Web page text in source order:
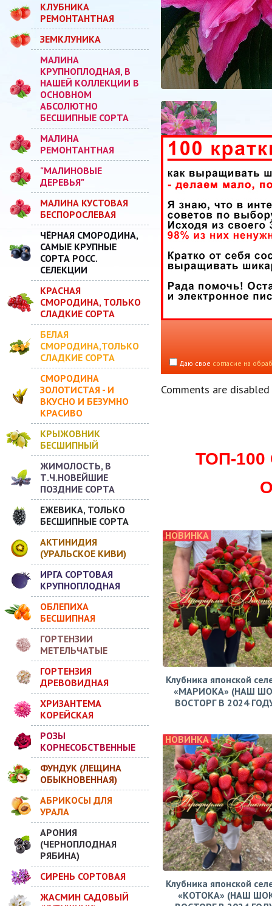
КЛУБНИКА
РЕМОНТАНТНАЯ
ЗЕМКЛУНИКА
МАЛИНА
КРУПНОПЛОДНАЯ, В
НАШЕЙ КОЛЛЕКЦИИ В
ОСНОВНОМ
АБСОЛЮТНО
БЕСШИПНЫЕ СОРТА
МАЛИНА
РЕМОНТАНТНАЯ
"МАЛИНОВЫЕ
ДЕРЕВЬЯ"
МАЛИНА КУСТОВАЯ
БЕСПОРОСЛЕВАЯ
ЧЁРНАЯ СМОРОДИНА,
САМЫЕ КРУПНЫЕ
СОРТА РОСС.
СЕЛЕКЦИИ
КРАСНАЯ
СМОРОДИНА, ТОЛЬКО
СЛАДКИЕ СОРТА
БЕЛАЯ
СМОРОДИНА,ТОЛЬКО
СЛАДКИЕ СОРТА
СМОРОДИНА
ЗОЛОТИСТАЯ - И
ВКУСНО И БЕЗУМНО
КРАСИВО
КРЫЖОВНИК
БЕСШИПНЫЙ
ЖИМОЛОСТЬ, В
Т.Ч.НОВЕЙШИЕ
ПОЗДНИЕ СОРТА
ЕЖЕВИКА, ТОЛЬКО
БЕСШИПНЫЕ СОРТА
АКТИНИДИЯ
(УРАЛЬСКОЕ КИВИ)
ИРГА СОРТОВАЯ
КРУПНОПЛОДНАЯ
ОБЛЕПИХА
БЕСШИПНАЯ
ГОРТЕНЗИИ
МЕТЕЛЬЧАТЫЕ
ГОРТЕНЗИЯ
ДРЕВОВИДНАЯ
ХРИЗАНТЕМА
КОРЕЙСКАЯ
РОЗЫ
КОРНЕСОБСТВЕННЫЕ
ФУНДУК (ЛЕЩИНА
ОБЫКНОВЕННАЯ)
АБРИКОСЫ ДЛЯ
УРАЛА
АРОНИЯ
(ЧЕРНОПЛОДНАЯ
РЯБИНА)
СИРЕНЬ СОРТОВАЯ
ЖАСМИН САДОВЫЙ
Даю свое согласие на
Comments are disabled
ТОП-
НОВИНКА
Клубника японской
«МАРИОКА» (НАШ
ВОСТОРГ В 2024
НОВИНКА
Клубника японской
«КОТОКА» (НАШ